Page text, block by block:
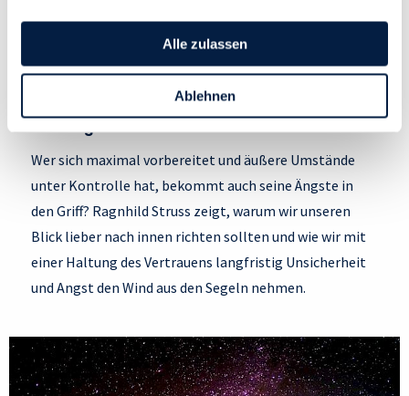
Ecke des Bildschirms klickst. Lies mehr darüber, wie wir
Cookies und andere Technologien zur Erfassung
Alle zulassen
Ablehnen
Wer sich maximal vorbereitet und äußere Umstände
unter Kontrolle hat, bekommt auch seine Ängste in
den Griff? Ragnhild Struss zeigt, warum wir unseren
Blick lieber nach innen richten sollten und wie wir mit
einer Haltung des Vertrauens langfristig Unsicherheit
und Angst den Wind aus den Segeln nehmen.